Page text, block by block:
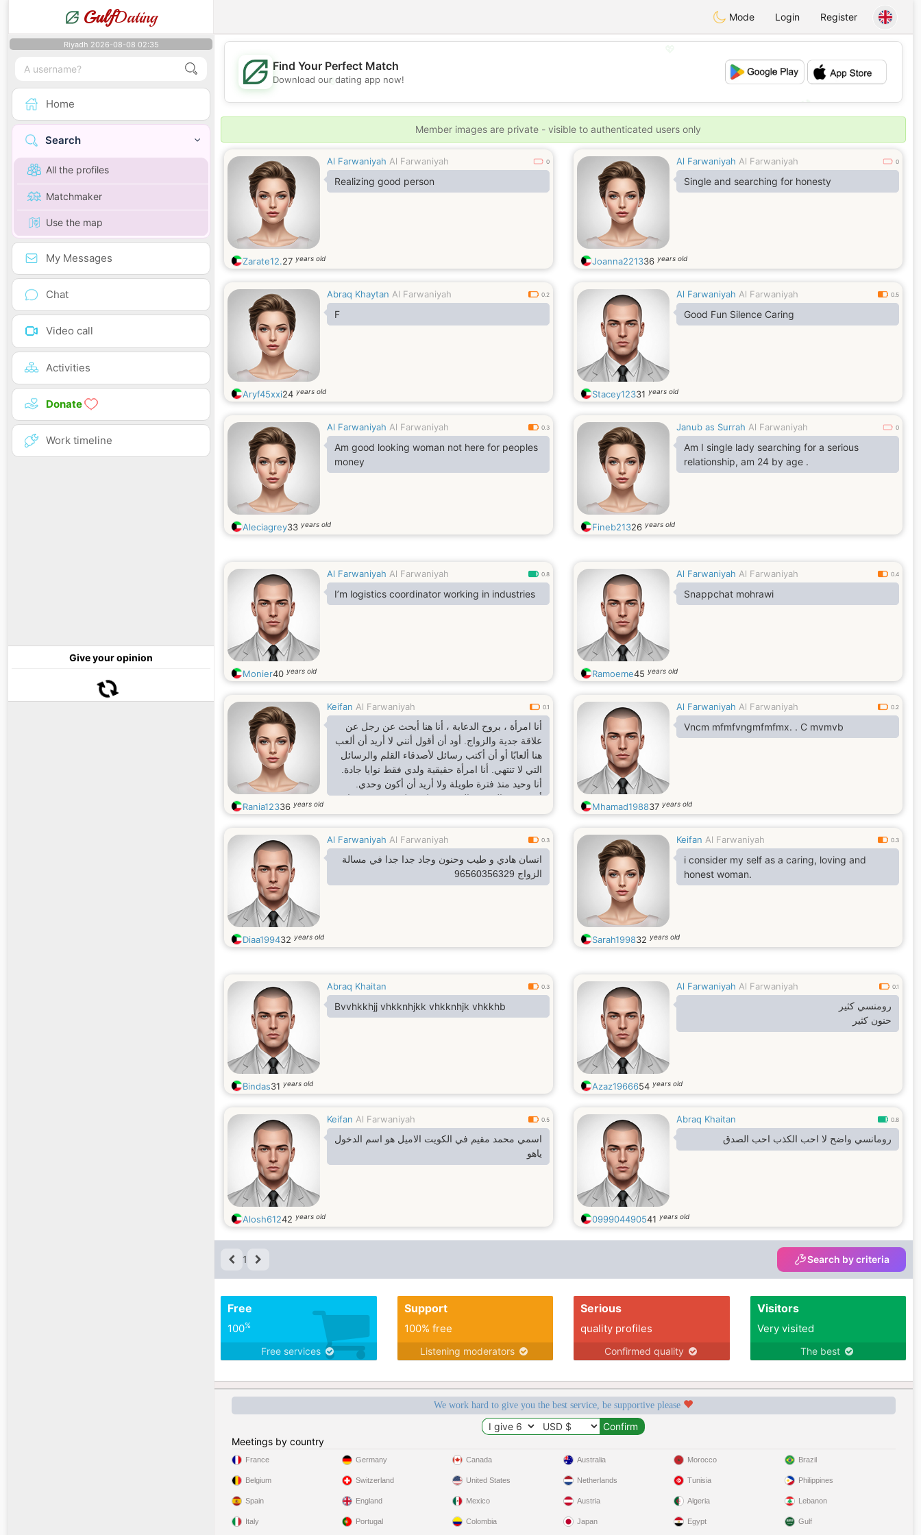
GulfDating Mode Login Register
Riyadh 2026-08-08 02:35
Home
Search
All the profiles
Matchmaker
Use the map
My Messages
Chat
Video call
Activities
Donate
Work timeline
Give your opinion
💖
💕
Find Your Perfect Match
Download our dating app now!
Member images are private - visible to authenticated users only
Al Farwaniyah Al Farwaniyah 0
Realizing good person
Zarate12.27 years old
Al Farwaniyah Al Farwaniyah 0
Single and searching for honesty
Joanna221336 years old
Abraq Khaytan Al Farwaniyah 0.2
F
Aryf45xxi24 years old
Al Farwaniyah Al Farwaniyah 0.5
Good Fun Silence Caring
Stacey12331 years old
Al Farwaniyah Al Farwaniyah 0.3
Am good looking woman not here for peoples
money
Aleciagrey33 years old
Janub as Surrah Al Farwaniyah 0
Am I single lady searching for a serious
relationship, am 24 by age .
Fineb21326 years old
Al Farwaniyah Al Farwaniyah 0.8
I’m logistics coordinator working in industries
Monier40 years old
Al Farwaniyah Al Farwaniyah 0.4
Snappchat mohrawi
Ramoeme45 years old
Keifan Al Farwaniyah 0.1
أنا امرأة ، بروح الدعابة ، أنا هنا أبحث عن رجل عن
علاقة جدية والزواج. أود أن أقول أنني لا أريد أن ألعب
هنا ألعابًا أو أن أكتب رسائل لأصدقاء القلم والرسائل
التي لا تنتهي. أنا امرأة حقيقية ولدي فقط نوايا جادة.
أنا وحيد منذ فترة طويلة ولا أريد أن أكون وحدي.
أبحث عن المحبة والصدق رجل مخلص وموثوق بها
عن علاقة جدية ودائمة تؤدي إلى الزواج الذي أريد أن
سوف أحبك دائما. أصدقائي يقولون إنني طموح ، نوع
، مفتوح ، محترم ، صادق ، رعاية ، ذكي ، عاطفي
وذكاء المرأة.
Rania12336 years old
Al Farwaniyah Al Farwaniyah 0.2
Vncm mfmfvngmfmfmx. . C mvmvb
Mhamad198837 years old
Al Farwaniyah Al Farwaniyah 0.3
انسان هادي و طيب وحنون وجاد جدا جدا في مسالة
الزواج 96560356329
Diaa199432 years old
Keifan Al Farwaniyah 0.3
i consider my self as a caring, loving and
honest woman.
Sarah199832 years old
Abraq Khaitan 0.3
Bvvhkkhjj vhkknhjkk vhkknhjk vhkkhb
Bindas31 years old
Al Farwaniyah Al Farwaniyah 0.1
رومنسي كثير
حنون كثير
Azaz1966654 years old
Keifan Al Farwaniyah 0.5
اسمي محمد مقيم في الكويت الاميل هو اسم الدخول
ياهو
Alosh61242 years old
Abraq Khaitan 0.8
رومانسي واضح لا احب الكذب احب الصدق
099904490541 years old
1 Search by criteria
Free
100%
Free services
Support
100% free
Listening moderators
Serious
quality profiles
Confirmed quality
Visitors
Very visited
The best
We work hard to give you the best service, be supportive please
Meetings by country
France
Belgium
Spain
Italy
Germany
Switzerland
England
Portugal
Canada
United States
Mexico
Colombia
Australia
Netherlands
Austria
Japan
Morocco
Tunisia
Algeria
Egypt
Brazil
Philippines
Lebanon
Gulf